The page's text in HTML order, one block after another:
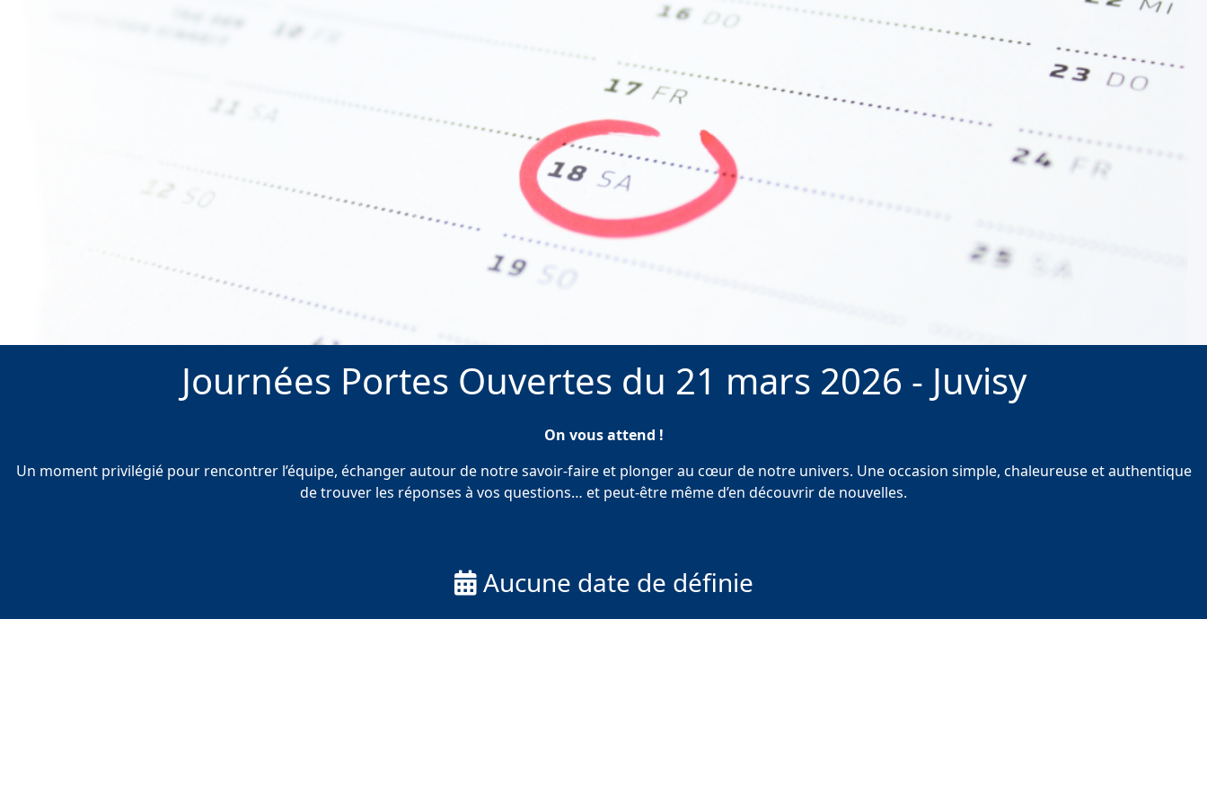
Journées Portes Ouvertes du 21 mars 2026 - Juvisy
On vous attend !
Un moment privilégié pour rencontrer l’équipe, échanger autour de notre savoir-faire et plonger au cœur de notre univers. Une occasion simple, chaleureuse et authentique
de trouver les réponses à vos questions… et peut-être même d’en découvrir de nouvelles.
Aucune date de définie